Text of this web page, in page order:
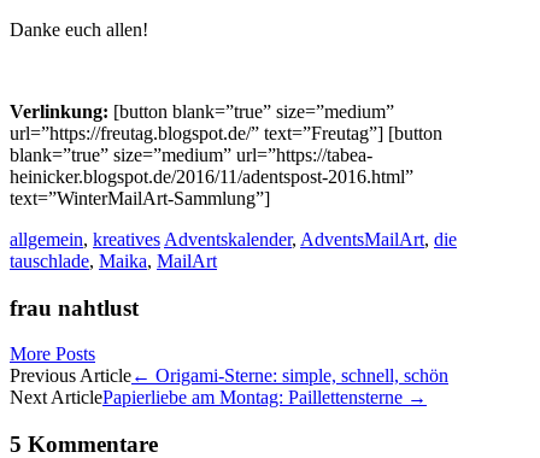
Danke euch allen!
Verlinkung: [button blank=”true” size=”medium”
url=”https://freutag.blogspot.de/” text=”Freutag”] [button
blank=”true” size=”medium” url=”https://tabea-
heinicker.blogspot.de/2016/11/adentspost-2016.html”
text=”WinterMailArt-Sammlung”]
allgemein, kreatives Adventskalender, AdventsMailArt, die
tauschlade, Maika, MailArt
frau nahtlust
More Posts
Artikel-
Navigation
Previous Article← Origami-Sterne: simple, schnell, schön
Next ArticlePapierliebe am Montag: Paillettensterne →
5 Kommentare